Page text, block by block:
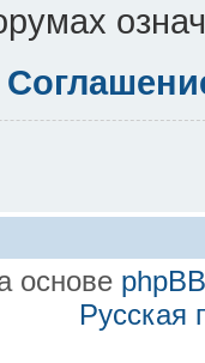
основе phpBB
Русская